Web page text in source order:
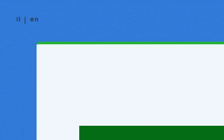
Vai al contenuto
it en